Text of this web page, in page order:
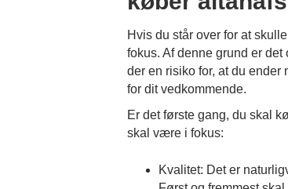
Hvis du står over for at
fokus. Af denne grund er
der en risiko for, at du ender
for dit vedkommende.
Er det første gang, du skal
skal være i fokus:
Kvalitet: Det er